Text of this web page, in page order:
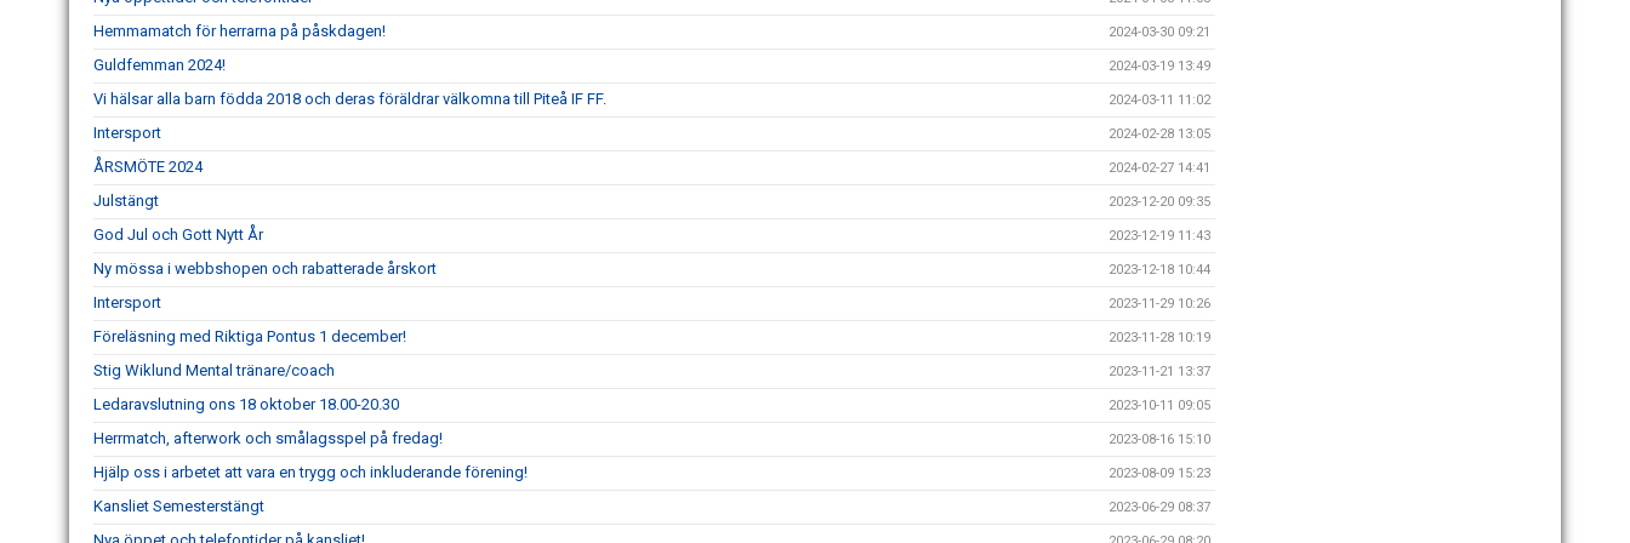
Hemmamatch för herrarna på påskdagen! 2024-03-30 09:21
Guldfemman 2024! 2024-03-19 13:49
Vi hälsar alla barn födda 2018 och deras föräldrar välkomna till Piteå IF FF. 2024-03-11 11:02
Intersport 2024-02-28 13:05
ÅRSMÖTE 2024 2024-02-27 14:41
Julstängt 2023-12-20 09:35
God Jul och Gott Nytt År 2023-12-19 11:43
Ny mössa i webbshopen och rabatterade årskort 2023-12-18 10:44
Intersport 2023-11-29 10:26
Föreläsning med Riktiga Pontus 1 december! 2023-11-28 10:19
Stig Wiklund Mental tränare/coach 2023-11-21 13:37
Ledaravslutning ons 18 oktober 18.00-20.30 2023-10-11 09:05
Herrmatch, afterwork och smålagsspel på fredag! 2023-08-16 15:10
Hjälp oss i arbetet att vara en trygg och inkluderande förening! 2023-08-09 15:23
Kansliet Semesterstängt 2023-06-29 08:37